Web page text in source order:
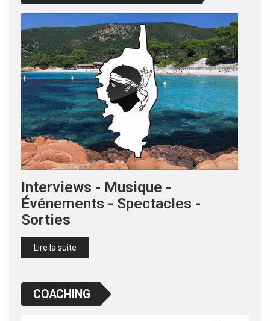
Interviews - Musique -
Événements - Spectacles -
Sorties
Lire la suite
COACHING